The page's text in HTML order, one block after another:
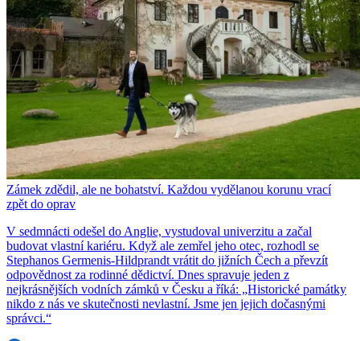
Zámek zdědil, ale ne bohatství. Každou vydělanou korunu vrací
zpět do oprav
V sedmnácti odešel do Anglie, vystudoval univerzitu a začal
budovat vlastní kariéru. Když ale zemřel jeho otec, rozhodl se
Stephanos Germenis-Hildprandt vrátit do jižních Čech a převzít
odpovědnost za rodinné dědictví. Dnes spravuje jeden z
nejkrásnějších vodních zámků v Česku a říká: „Historické památky
nikdo z nás ve skutečnosti nevlastní. Jsme jen jejich dočasnými
správci.“